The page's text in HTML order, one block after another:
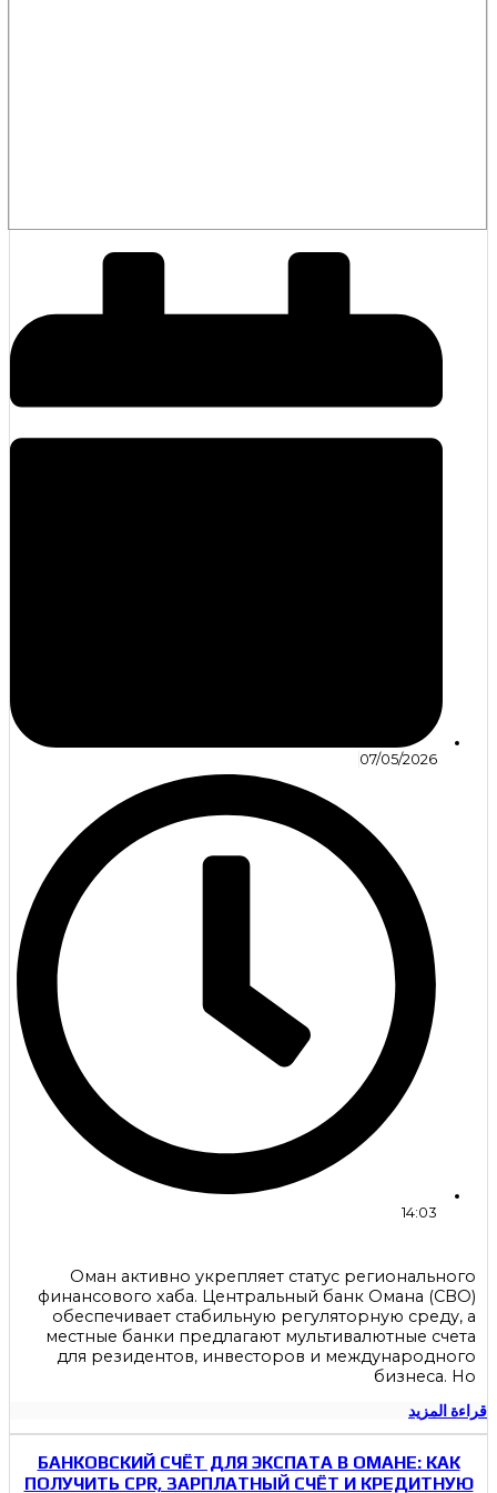
07/05/2026
14:03
Оман активно укрепляет статус регионального
финансового хаба. Центральный банк Омана (CBO)
обеспечивает стабильную регуляторную среду, а
местные банки предлагают мультивалютные счета
для резидентов, инвесторов и международного
бизнеса. Но
قراءة المزيد
БАНКОВСКИЙ СЧЁТ ДЛЯ ЭКСПАТА В ОМАНЕ: КАК
ПОЛУЧИТЬ CPR, ЗАРПЛАТНЫЙ СЧЁТ И КРЕДИТНУЮ